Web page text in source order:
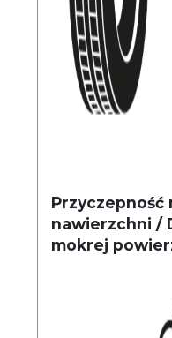
Przyczepność
nawierzchni /
mokrej